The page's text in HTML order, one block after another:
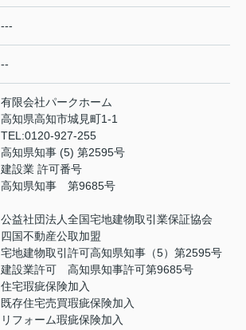
---
--
有限会社パークホーム
高知県高知市城見町1-1
TEL:0120-927-255
高知県知事 (5) 第2595号
建設業 許可番号
高知県知事 第9685号
公益社団法人全国宅地建物取引業保証協会
四国不動産公取加盟
宅地建物取引許可高知県知事（5）第2595号
建設業許可 高知県知事許可第9685号
住宅瑕疵保険加入
既存住宅売買瑕疵保険加入
リフォーム瑕疵保険加入